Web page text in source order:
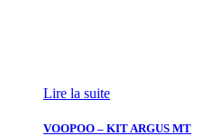
Lire la suite
VOOPOO – KIT ARGUS MT